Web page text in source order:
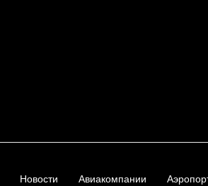
Новости Авиакомпании